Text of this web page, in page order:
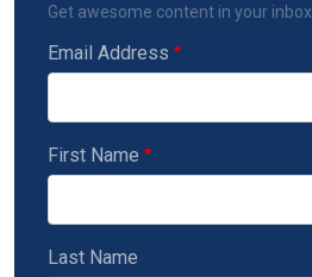
Get awesome content in your inbox.
Email Address
First Name
Last Name